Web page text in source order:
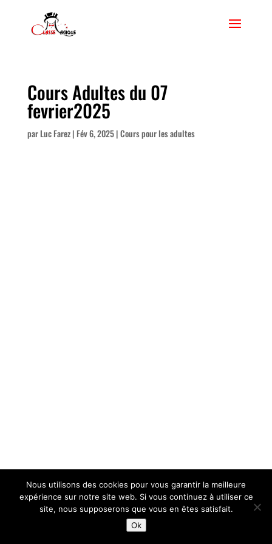
Cours Adultes du 07
fevrier2025
parLuc Farez| Fév 6, 2025|Cours pour les adultes
Nous utilisons des cookies pour vous garantir la meilleure
expérience sur notre site web. Si vous continuez à utiliser ce
site, nous supposerons que vous en êtes satisfait.
Ok